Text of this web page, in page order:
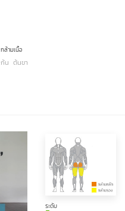
กล้ามเนื้อ
ก้น ต้นขา
ระดับ